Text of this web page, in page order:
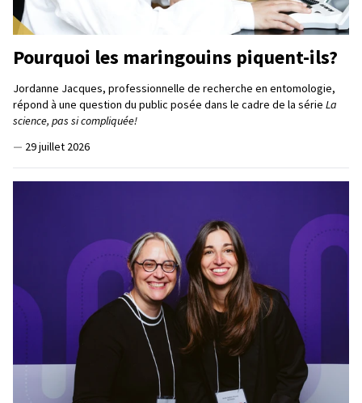
Pourquoi les maringouins piquent-ils?
Jordanne Jacques, professionnelle de recherche en entomologie,
répond à une question du public posée dans le cadre de la série La
science, pas si compliquée!
— 29 juillet 2026